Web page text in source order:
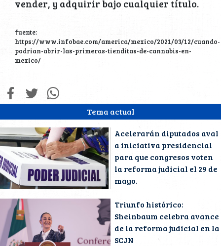
Tema actual
Acelerarán diputados aval
a iniciativa presidencial
para que congresos voten
la reforma judicial el 29 de
mayo.
Triunfo histórico:
Sheinbaum celebra avance
de la reforma judicial en la
SCJN
vender, y adquirir bajo cualquier título.
fuente:
https://www.infobae.com/america/mexico/2021/03/12/cuando-
podrian-abrir-las-primeras-tienditas-de-cannabis-en-
mexico/